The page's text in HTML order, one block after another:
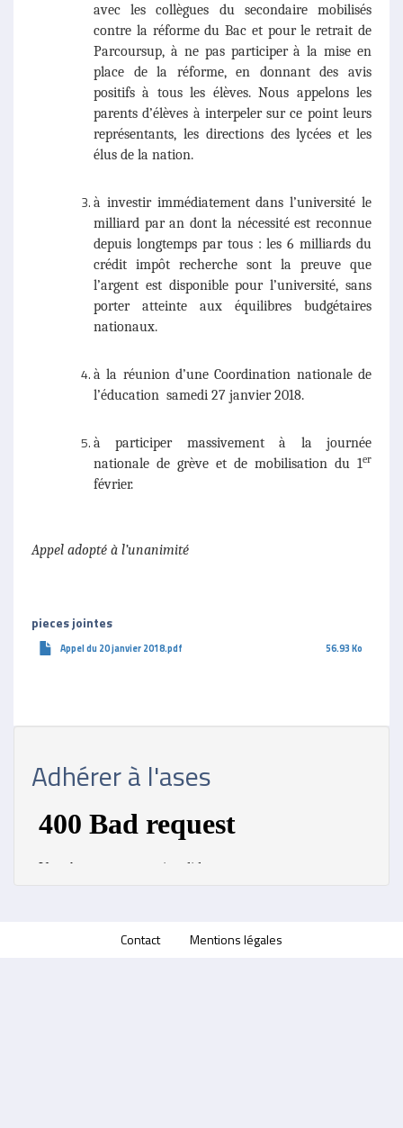
avec les collègues du secondaire mobilisés
contre la réforme du Bac et pour le retrait de
Parcoursup, à ne pas participer à la mise en
place de la réforme, en donnant des avis
positifs à tous les élèves. Nous appelons les
parents d’élèves à interpeler sur ce point leurs
représentants, les directions des lycées et les
élus de la nation.
à investir immédiatement dans l’université le
milliard par an dont la nécessité est reconnue
depuis longtemps par tous : les 6 milliards du
crédit impôt recherche sont la preuve que
l’argent est disponible pour l’université, sans
porter atteinte aux équilibres budgétaires
nationaux.
à la réunion d’une Coordination nationale de
l’éducation samedi 27 janvier 2018.
à participer massivement à la journée
nationale de grève et de mobilisation du 1er
février.
Appel adopté à l’unanimité
pieces jointes
Appel du 20 janvier 2018.pdf 56.93 Ko
Adhérer à l'ases
Contact Mentions légales